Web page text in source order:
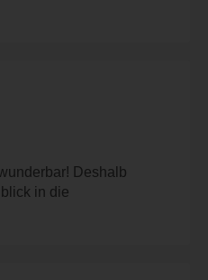
Deshalb
in die